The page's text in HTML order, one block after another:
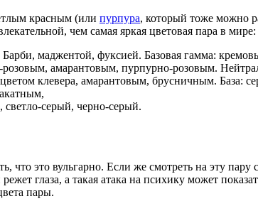
красным (или пурпура, который тоже можно
чем самая яркая цветовая пара в мире:
маджентой, фуксией. Базовая гамма:
розовым, амарантовым, пурпурно-розовым.
клевера, амарантовым, брусничным. База:
серый, черно-серый.
что это вульгарно. Если же смотреть на эту
глаза, а такая атака на психику может
пары.